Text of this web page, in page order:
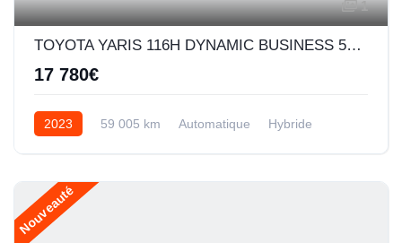
1
TOYOTA YARIS 116H DYNAMIC BUSINESS 5P + PROGRAMME BEYOND ZERO ACADEMY MY22
17 780€
2023 59 005 km Automatique Hybride
Nouveauté